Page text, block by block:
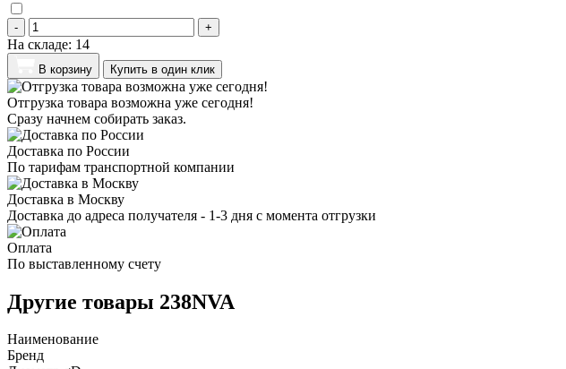
- +
На складе: 14
В корзину Купить в один клик
Отгрузка товара возможна уже сегодня!
Сразу начнем собирать заказ.
Доставка по России
По тарифам транспортной компании
Доставка в Москву
Доставка до адреса получателя - 1-3 дня с момента отгрузки
Оплата
По выставленному счету
Другие товары 238NVA
Наименование
Бренд